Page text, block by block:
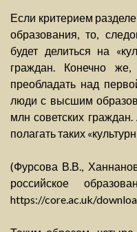
Если критерием
образования, то,
будет делиться на
граждан. Конечно же,
преобладать над
люди с высшим
млн советских
полагать таких
(Фурсова В.В.,
российское
https://core.ac.uk/